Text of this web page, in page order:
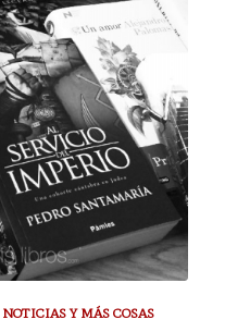
NOTICIAS Y MÁS COSAS